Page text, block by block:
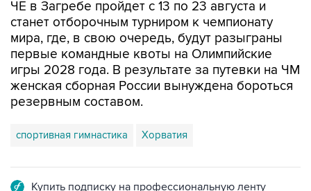
мира, где, в свою очередь, будут разыграны
первые командные квоты на Олимпийские
игры 2028 года. В результате за путевки на ЧМ
женская сборная России вынуждена бороться
резервным составом.
спортивная гимнастика Хорватия
Подписаться на рассылку главных новостей сайта